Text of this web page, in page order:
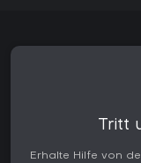
Tritt
Erhalte Hilfe von